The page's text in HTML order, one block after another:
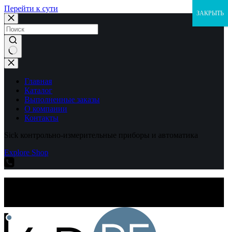
Перейти к сути
Ничего
не
найденоГлавная
Каталог
Выполненные заказы
О компании
Контакты
Sick контрольно-измерительные приборы и автоматика
Explore Shop
ЗАКРЫТЬ